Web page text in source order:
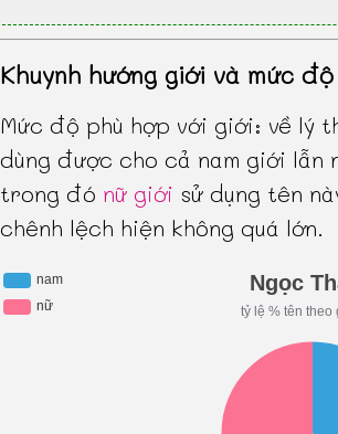
Khuynh hướng giới và mức
Mức độ phù hợp với giới: về lý
dùng được cho cả nam giới lẫn
trong đó nữ giới sử dụng tên
chênh lệch hiện không quá lớn.